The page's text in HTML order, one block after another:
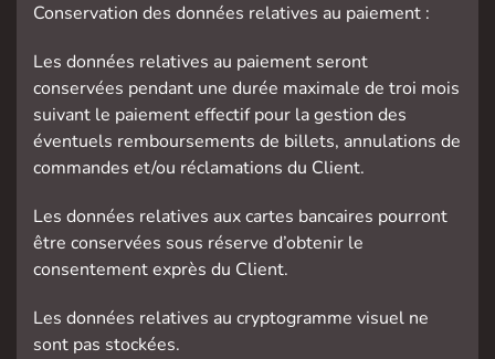
Conservation des données relatives au paiement :
Les données relatives au paiement seront
conservées pendant une durée maximale de troi mois
suivant le paiement effectif pour la gestion des
éventuels remboursements de billets, annulations de
commandes et/ou réclamations du Client.
Les données relatives aux cartes bancaires pourront
être conservées sous réserve d’obtenir le
consentement exprès du Client.
Les données relatives au cryptogramme visuel ne
sont pas stockées.